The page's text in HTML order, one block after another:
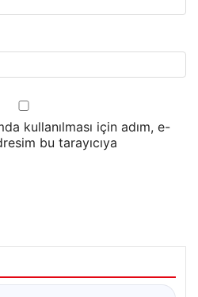
kullanılması için adım, e-
bu tarayıcıya